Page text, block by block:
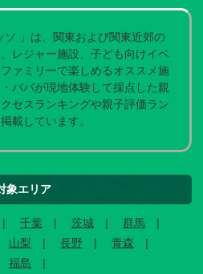
」は、関東および関東近郊の
レジャー施設、子ども向けイベ
ァミリーで楽しめるオススメ施
パパが現地体験して採点した親
セスランキングや親子評価ラン
載しています。
象エリア
千葉 茨城
群馬
山梨 長野
青森
福島